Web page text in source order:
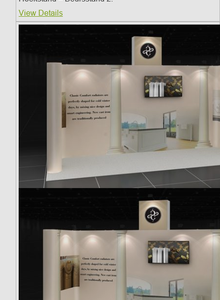
View Details